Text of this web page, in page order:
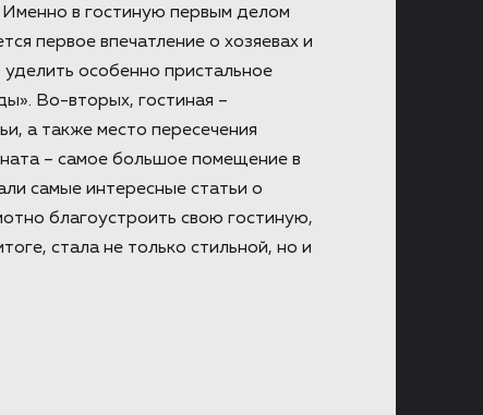
в гостиную первым делом
первое впечатление о хозяевах и
особенно пристальное
Во-вторых, гостиная –
а также место пересечения
– самое большое помещение в
самые интересные статьи о
благоустроить свою гостиную,
стала не только стильной, но и